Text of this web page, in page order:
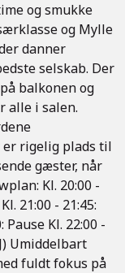
og smukke
og Mylle
danner
selskab. Der
balkonen og
alle i salen.
er rigelig plads til
gæster, når
Kl. 20:00 -
21:00 - 21:45:
Pause Kl. 22:00 -
Umiddelbart
fuldt fokus på